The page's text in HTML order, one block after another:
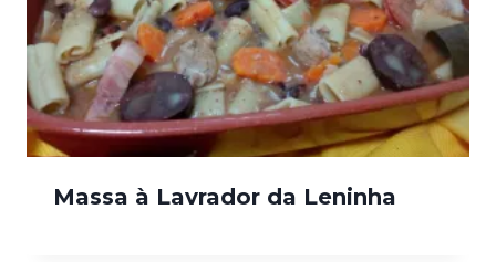
Massa à Lavrador da Leninha